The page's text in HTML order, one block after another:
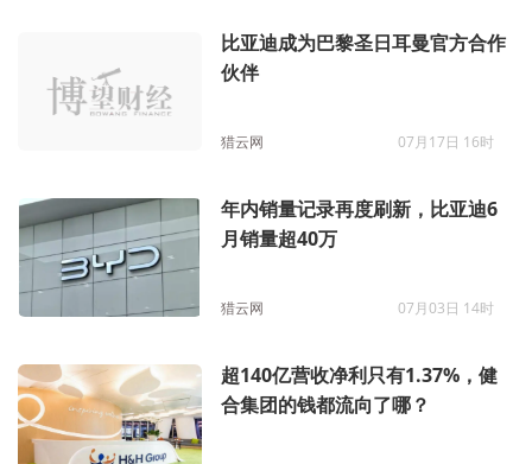
比亚迪成为巴黎圣日耳曼官方合作
伙伴
猎云网 07月17日 16时
年内销量记录再度刷新，比亚迪6
月销量超40万
猎云网 07月03日 14时
超140亿营收净利只有1.37%，健
合集团的钱都流向了哪？